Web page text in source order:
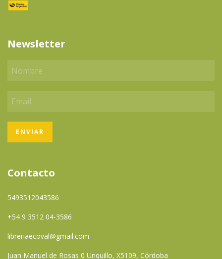
Newsletter
Contacto
5493512043586
+54 9 3512 04-3586
libreriaecoval@gmail.com
Juan Manuel de Rosas 0 Unquillo, X5109, Córdoba